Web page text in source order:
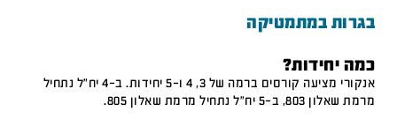
בגרות במתמטיקה
כמה יחידות?
אנקורי מציעה קורסים ברמה של 3, 4 ו-5 יחידות. ב-4 יח"ל נתחיל
מרמת שאלון 803, ב-5 יח"ל נתחיל מרמת שאלון 805.